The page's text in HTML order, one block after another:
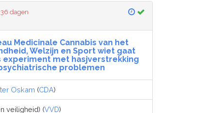
36 dagen
Medicinale Cannabis van het
Welzijn en Sport wiet gaat
met hasjverstrekking
problemen
Oskam (CDA)
veiligheid) (VVD)